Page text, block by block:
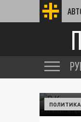
ПОЛИТИКА